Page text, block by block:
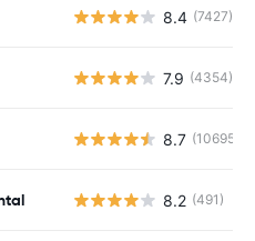
8.4 (7427)
7.9 (4354)
8.7 (10695)
8.2 (491)